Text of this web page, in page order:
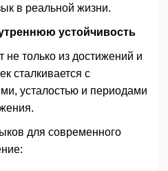
в реальной жизни.
устойчивость
не только из достижений и
сталкивается с
усталостью и периодами
для современного